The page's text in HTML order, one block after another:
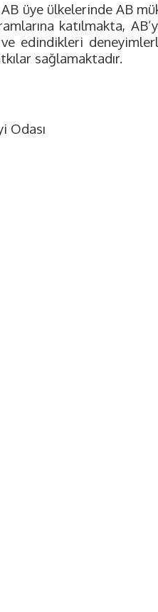
üye ülkelerinde AB
katılmakta,
edindikleri
sağlamaktadır.
Odası